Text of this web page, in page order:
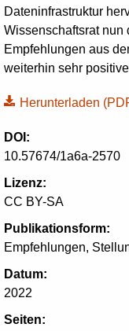
Dateninfrastruktur
Wissenschaftsrat nun
Empfehlungen aus
weiterhin sehr
Herunterladen
DOI:
10.57674/1a6a-2570
Lizenz:
CC BY-SA
Publikationsform:
Empfehlungen,
Datum:
2022
Seiten: